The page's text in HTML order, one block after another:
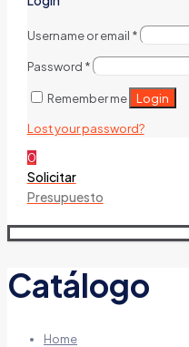
Username or email *
Password *
Remember me Login
Lost your password?
0
Solicitar
Presupuesto
Catálogo
Home